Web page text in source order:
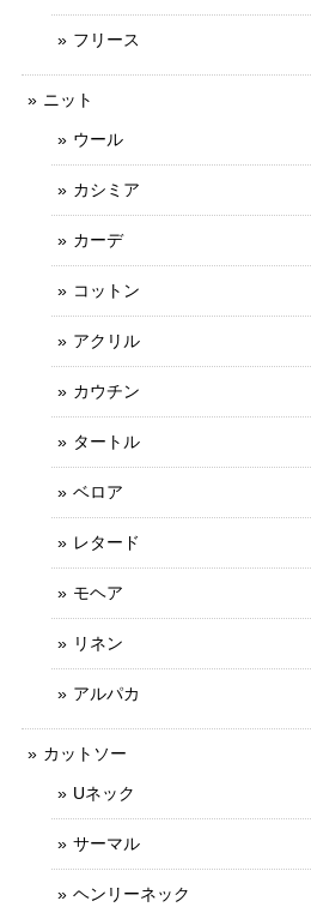
フリース
ニット
ウール
カシミア
カーデ
コットン
アクリル
カウチン
タートル
ベロア
レタード
モヘア
リネン
アルパカ
カットソー
Uネック
サーマル
ヘンリーネック